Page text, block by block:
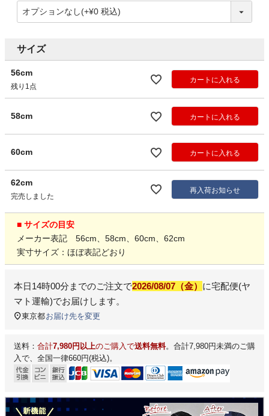
サイズ
56cm
残り1点
カートに入れる
58cm カートに入れる
60cm カートに入れる
62cm
完売しました
再入荷お知らせ
■ サイズの目安
メーカー表記 56cm、58cm、60cm、62cm
実寸サイズ：ほぼ表記どおり
本日14時00分 までのご注文で2026/08/07（金） に宅配便(ヤ
マト運輸)でお届けします。
東京都お届け先を変更
送料： 合計7,980円以上のご購入で送料無料。合計7,980円未満のご購
入で、全国一律660円(税込)。